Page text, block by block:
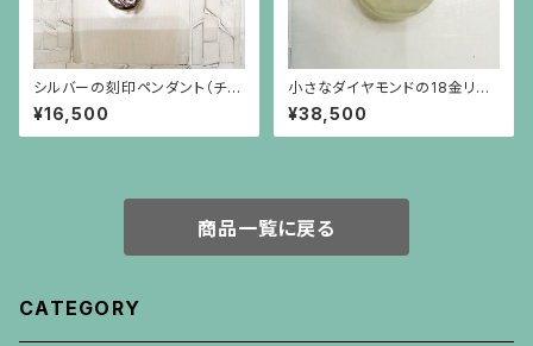
シルバーの刻印ペンダント（チェ
ーン別）
¥16,500
小さなダイヤモンドの18金リン
グ
¥38,500
商品一覧に戻る
CATEGORY